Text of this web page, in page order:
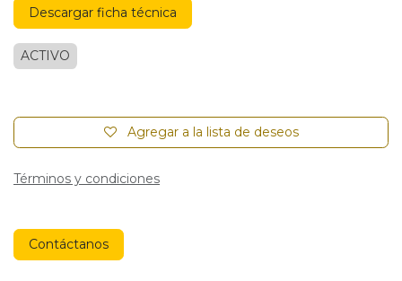
Descargar ficha técnica
ACTIVO
Agregar a la lista de deseos
Términos y condiciones
Contáctanos